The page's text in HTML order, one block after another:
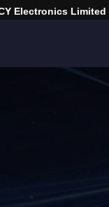
Electronics Limited